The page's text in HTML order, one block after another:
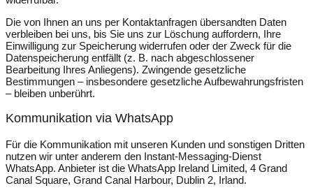
Die von Ihnen an uns per Kontaktanfragen übersandten Daten
verbleiben bei uns, bis Sie uns zur Löschung auffordern, Ihre
Einwilligung zur Speicherung widerrufen oder der Zweck für die
Datenspeicherung entfällt (z. B. nach abgeschlossener
Bearbeitung Ihres Anliegens). Zwingende gesetzliche
Bestimmungen – insbesondere gesetzliche Aufbewahrungsfristen
– bleiben unberührt.
Kommunikation via WhatsApp
Für die Kommunikation mit unseren Kunden und sonstigen Dritten
nutzen wir unter anderem den Instant-Messaging-Dienst
WhatsApp. Anbieter ist die WhatsApp Ireland Limited, 4 Grand
Canal Square, Grand Canal Harbour, Dublin 2, Irland.